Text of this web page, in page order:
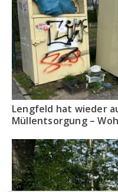
Lengfeld hat wieder
Müllentsorgung –